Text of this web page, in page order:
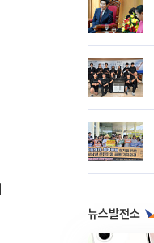
뉴스발전소